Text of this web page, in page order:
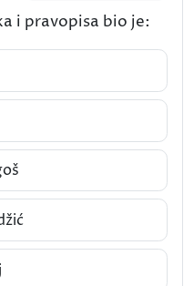
i pravopisa bio je: